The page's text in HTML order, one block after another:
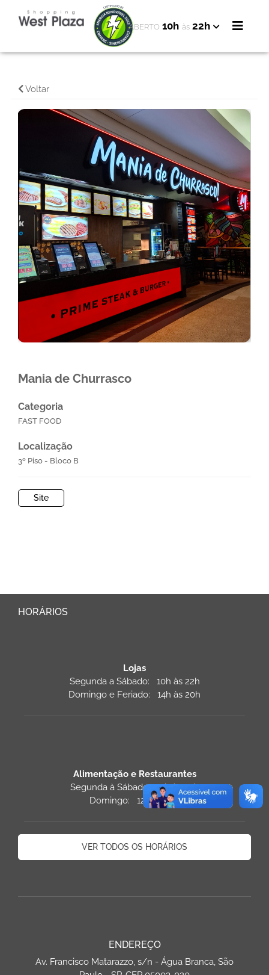
ABERTO 10h às 22h
Voltar
Mania de Churrasco
Categoria
FAST FOOD
Localização
3º Piso - Bloco B
Site
HORÁRIOS
Lojas
Segunda a Sábado: 10h às 22h
Domingo e Feriado: 14h às 20h
Alimentação e Restaurantes
Segunda à Sábado: 11h às 22h
Domingo: 12h às 22h
VER TODOS OS HORÁRIOS
ENDEREÇO
Av. Francisco Matarazzo, s/n - Água Branca, São